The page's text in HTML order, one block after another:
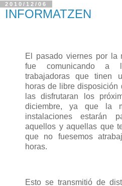
2010/12/06
INFORMATZEN
El pasado viernes por la
fue comunicando a
trabajadoras que tinen
horas de libre disposición
las disfrutaran los
diciembre, ya que la
instalaciones estarán
aquellos y aquellas que
que no fuesemos
horas.
Esto se transmitió de